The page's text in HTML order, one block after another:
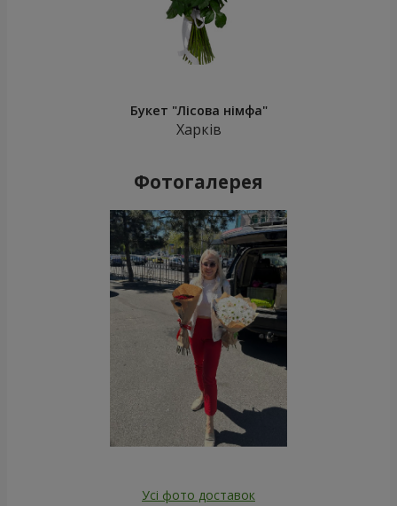
Букет "Лісова німфа"
Харків
Фотогалерея
Усі фото доставок